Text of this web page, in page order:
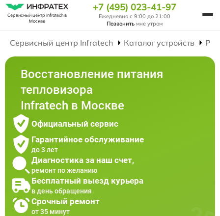
Сервисный центр Infratechв
Москве
+7 (495) 023-41-97
Ежедневно с 9:00 до 21:00
Позвонить мне утром
Сервисный центр Infratech Каталог устройств
Восстановление питания
тепловизора
Infratech в Москве
Официальный сервис
Гарантийное обслуживание
до 3 лет
Диагностика за наш счет,
ремонт по желанию
Бесплатный выезд курьера
в день обращения
Срочный ремонт
от 35 минут